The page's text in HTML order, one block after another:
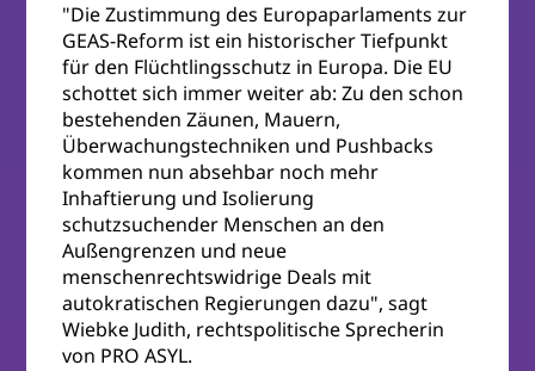
"Die Zustimmung des Europaparlaments zur
GEAS-Reform ist ein historischer Tiefpunkt
für den Flüchtlingsschutz in Europa. Die EU
schottet sich immer weiter ab: Zu den schon
bestehenden Zäunen, Mauern,
Überwachungstechniken und Pushbacks
kommen nun absehbar noch mehr
Inhaftierung und Isolierung
schutzsuchender Menschen an den
Außengrenzen und neue
menschenrechtswidrige Deals mit
autokratischen Regierungen dazu", sagt
Wiebke Judith, rechtspolitische Sprecherin
von PRO ASYL.